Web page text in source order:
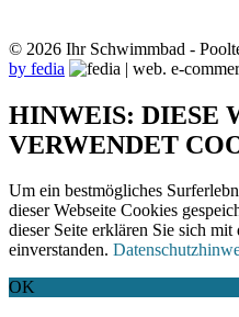
© 2026 Ihr Schwimmbad -
by fedia
HINWEIS: DIESE
VERWENDET
Um ein bestmögliches
dieser Webseite Cookies
dieser Seite erklären Sie sich
einverstanden.
OK